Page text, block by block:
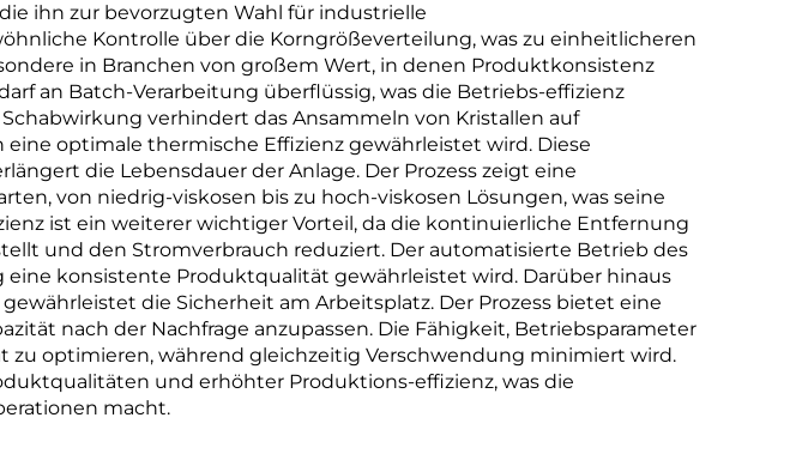
Abwasserbehandlung
unter Vakuum
Abwasserbehandlung
und
Konzentratreinigung
ihn zur bevorzugten Wahl für industrielle
Kontrolle über die Korngrößeverteilung, was zu einheitlicheren
in Branchen von großem Wert, in denen Produktkonsistenz
an Batch-Verarbeitung überflüssig, was die Betriebs-effizienz
verhindert das Ansammeln von Kristallen auf
optimale thermische Effizienz gewährleistet wird. Diese
die Lebensdauer der Anlage. Der Prozess zeigt eine
von niedrig-viskosen bis zu hoch-viskosen Lösungen, was seine
ist ein weiterer wichtiger Vorteil, da die kontinuierliche Entfernung
und den Stromverbrauch reduziert. Der automatisierte Betrieb des
konsistente Produktqualität gewährleistet wird. Darüber hinaus
die Sicherheit am Arbeitsplatz. Der Prozess bietet eine
nach der Nachfrage anzupassen. Die Fähigkeit, Betriebsparameter
zu optimieren, während gleichzeitig Verschwendung minimiert wird.
und erhöhter Produktions-effizienz, was die
macht.